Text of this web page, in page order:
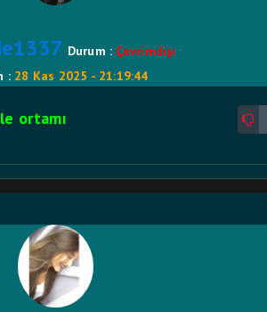
Durum : Çevrimdışı
: 28 Kas 2025 - 21:19:44
ortamı